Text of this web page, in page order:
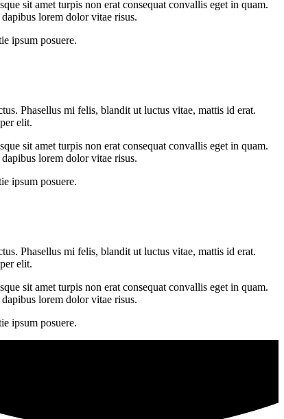
sit amet turpis non erat consequat convallis eget in quam.
lorem dolor vitae risus.
ipsum posuere.
Phasellus mi felis, blandit ut luctus vitae, mattis id erat.
elit.
sit amet turpis non erat consequat convallis eget in quam.
lorem dolor vitae risus.
ipsum posuere.
Phasellus mi felis, blandit ut luctus vitae, mattis id erat.
elit.
sit amet turpis non erat consequat convallis eget in quam.
lorem dolor vitae risus.
ipsum posuere.